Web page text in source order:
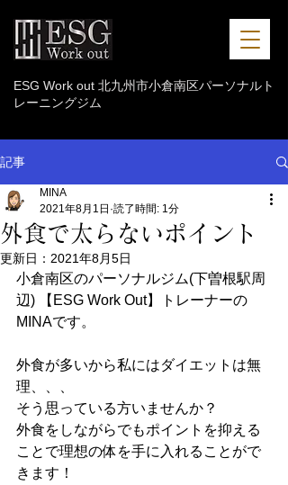
ESG Work out 北九州市小倉南区パーソナルト
レーニングジム
記事
外食で太らないポイント
MINA
2021年8月1日 読了時間: 1分
更新日： 2021年8月5日
小倉南区のパーソナルジム(下曽根駅周
辺) 【ESG Work Out】トレーナーの
MINAです。
外食が多いから私にはダイエットは無
理、、、
そう思っている方いませんか？
外食をしながらでもポイントを抑える
ことで理想の体を手に入れることがで
きます️！